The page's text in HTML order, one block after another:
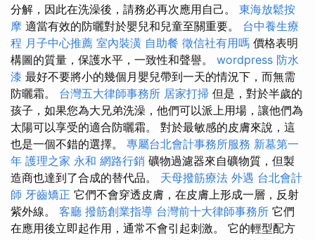
分解，因此在洗澡後，請務必再次應用自己。 東海放鬆按
摩 適當有效的防曬對於嬰兒和兒童至關重要。 台中養生療
程 月子中心推薦 室內裝潢 自助餐 徵信社有用嗎 價格表明
構圖的質量，保護水平，一致性和聲譽。 wordpress 防水
漆 最好不要將小的幾個月嬰兒帶到一天的情況下，而無需
防曬霜。 台灣五大律師事務所 居家打掃 但是，對於半歲的
孩子，如果您為大兄弟洗澡，他們可以派上用場，讓他們為
太陽可以享受的適合防曬霜。 對於最敏感的皮膚來說，這
也是一個不錯的選擇。 專屬台北會計事務所服務 新墓第一
年 護理之家 永和 網路行銷 礦物過濾器來自礦物質，但製
造商也達到了合成的替代品。 天母撥筋療法 外遇 台北會計
師 牙齒矯正 它們不會穿透皮膚，在皮膚上形成一層，反射
紫外線。 客廳 撥筋創業指導 台灣前十大律師事務所 它們
在應用後立即起作用，通常不會引起刺激。 它的輕型配方